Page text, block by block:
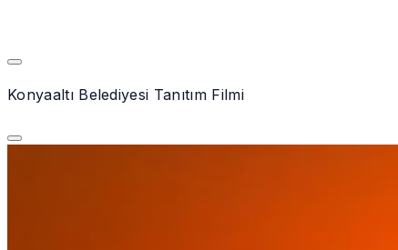
Konyaaltı Belediyesi Tanıtım Filmi